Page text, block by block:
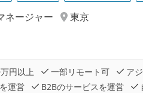
ネージャー
東京
円以上 一部リモート可
ア
運営 B2Bのサービスを運営